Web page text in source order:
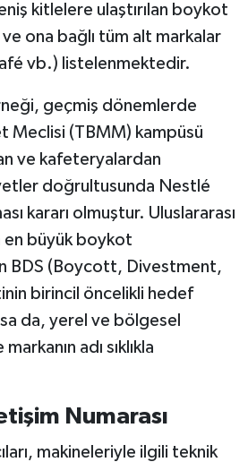
kitlelere ulaştırılan boykot
ona bağlı tüm alt markalar
vb.) listelenmektedir.
geçmiş dönemlerde
Meclisi (TBMM) kampüsü
ve kafeteryalardan
doğrultusunda Nestlé
kararı olmuştur. Uluslararası
büyük boykot
BDS (Boycott, Divestment,
birincil öncelikli hedef
da, yerel ve bölgesel
adı sıklıkla
Numarası
makineleriyle ilgili teknik